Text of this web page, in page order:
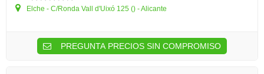
Elche - C/Ronda Vall d'Uixó 125 () - Alicante
PREGUNTA PRECIOS SIN COMPROMISO